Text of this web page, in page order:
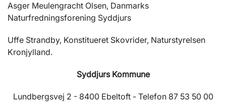
Asger Meulengracht Olsen, Danmarks
Naturfredningsforening Syddjurs
Uffe Strandby, Konstitueret Skovrider, Naturstyrelsen
Kronjylland.
Syddjurs Kommune
Lundbergsvej 2 - 8400 Ebeltoft - Telefon 87 53 50 00